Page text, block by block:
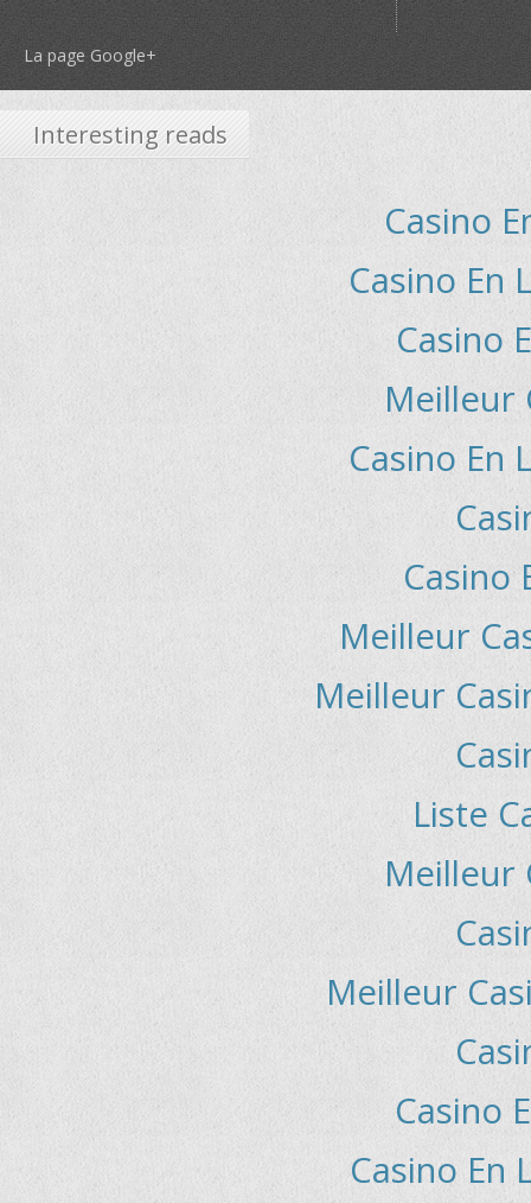
La page Google+
Interesting reads
Casino
Casino En
Casino
Meilleur
Casino En
Casino
Meilleur
Meilleur
Liste
Meilleur
Meilleur
Casino
Casino En